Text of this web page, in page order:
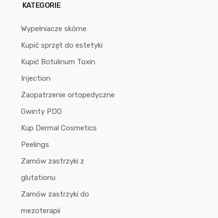
KATEGORIE
Wypełniacze skórne
Kupić sprzęt do estetyki
Kupić Botulinum Toxin
Injection
Zaopatrzenie ortopedyczne
Gwinty PDO
Kup Dermal Cosmetics
Peelings
Zamów zastrzyki z
glutationu
Zamów zastrzyki do
mezoterapii